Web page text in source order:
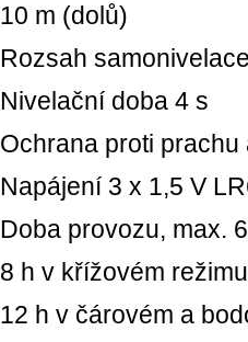
10 m (dolů)
Rozsah
Nivelační doba 4 s
Ochrana proti
Napájení 3 x 1,5 V
Doba provozu, max.
8 h v křížovém režimu
12 h v čárovém a